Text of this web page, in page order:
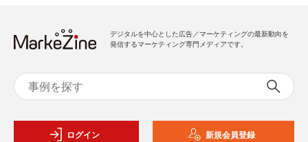
デジタルを中心とした広告／マーケティングの最新動向を
発信するマーケティング専門メディアです。
ログイン 新規会員登録